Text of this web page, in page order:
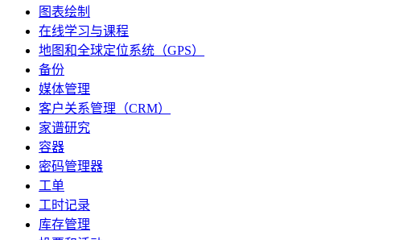
图表绘制
在线学习与课程
地图和全球定位系统（GPS）
备份
媒体管理
客户关系管理（CRM）
家谱研究
容器
密码管理器
工单
工时记录
库存管理